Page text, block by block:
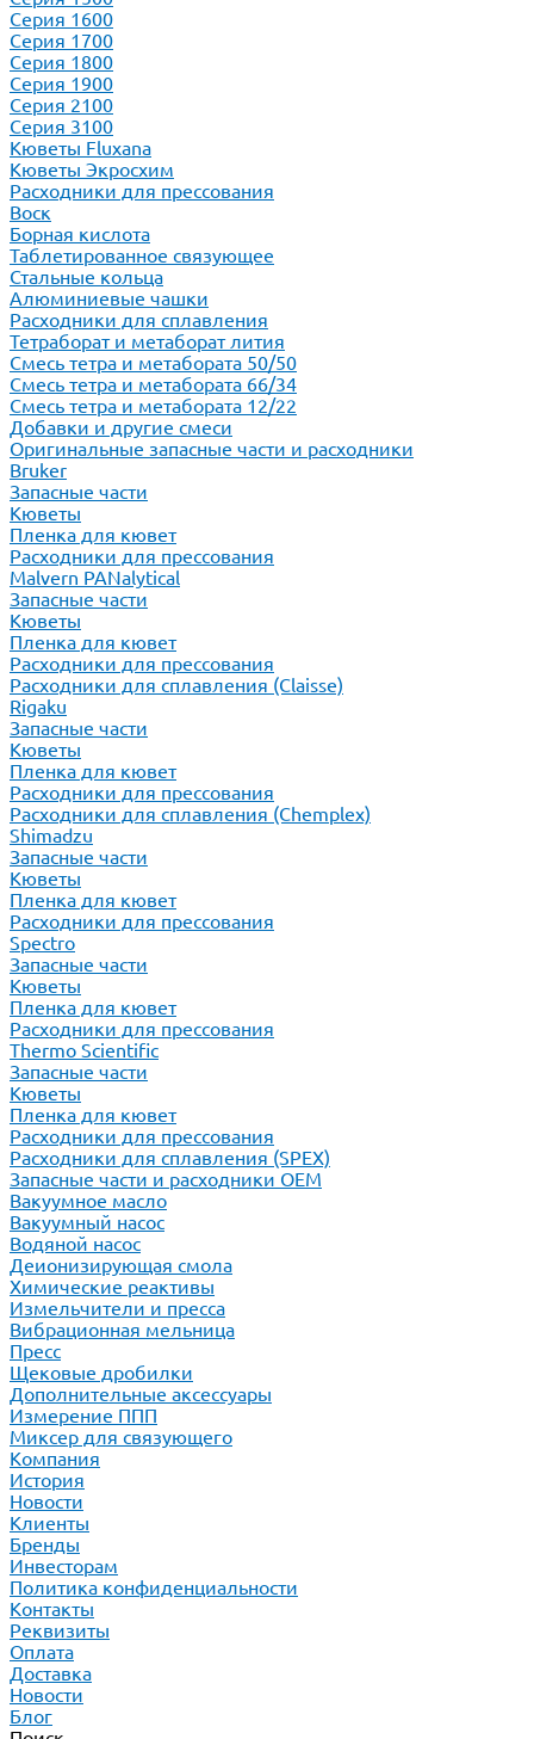
Серия 1600
Серия 1700
Серия 1800
Серия 1900
Серия 2100
Серия 3100
Кюветы Fluxana
Кюветы Экросхим
Расходники для прессования
Воск
Борная кислота
Таблетированное связующее
Стальные кольца
Алюминиевые чашки
Расходники для сплавления
Тетраборат и метаборат лития
Смесь тетра и метабората 50/50
Смесь тетра и метабората 66/34
Смесь тетра и метабората 12/22
Добавки и другие смеси
Оригинальные запасные части и расходники
Bruker
Запасные части
Кюветы
Пленка для кювет
Расходники для прессования
Malvern PANalytical
Запасные части
Кюветы
Пленка для кювет
Расходники для прессования
Расходники для сплавления (Claisse)
Rigaku
Запасные части
Кюветы
Пленка для кювет
Расходники для прессования
Расходники для сплавления (Chemplex)
Shimadzu
Запасные части
Кюветы
Пленка для кювет
Расходники для прессования
Spectro
Запасные части
Кюветы
Пленка для кювет
Расходники для прессования
Thermo Scientific
Запасные части
Кюветы
Пленка для кювет
Расходники для прессования
Расходники для сплавления (SPEX)
Запасные части и расходники ОЕМ
Вакуумное масло
Вакуумный насос
Водяной насос
Деионизирующая смола
Химические реактивы
Измельчители и пресса
Вибрационная мельница
Пресс
Щековые дробилки
Дополнительные аксессуары
Измерение ППП
Миксер для связующего
Компания
История
Новости
Клиенты
Бренды
Инвесторам
Политика конфиденциальности
Контакты
Реквизиты
Оплата
Доставка
Новости
Блог